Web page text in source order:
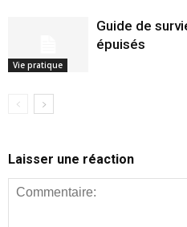
Vie pratique
Guide de
épuisés
Laisser une réaction